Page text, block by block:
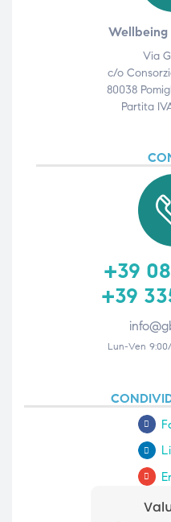
e
Wellbeing
Via
c/o
80038
Partita
+39
+39
Lun-Ven 9:00/
e